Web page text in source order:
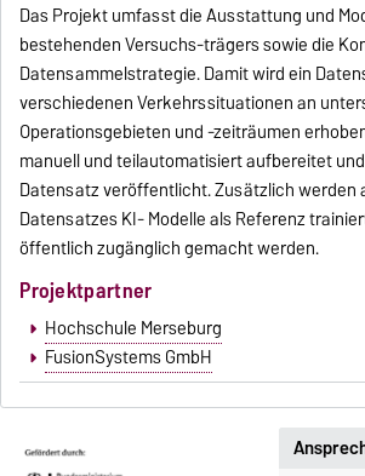
Das Projekt umfasst die Ausstattung und
bestehenden Versuchs-trägers sowie die
Datensammelstrategie. Damit wird ein
verschiedenen Verkehrssituationen an
Operationsgebieten und -zeiträumen
manuell und teilautomatisiert aufbereitet
Datensatz veröffentlicht. Zusätzlich werden
Datensatzes KI- Modelle als Referenz
öffentlich zugänglich gemacht werden.
Projektpartner
Hochschule Merseburg
FusionSystems GmbH